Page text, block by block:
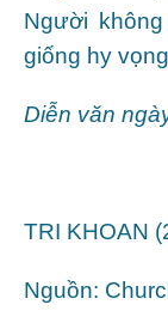
Người
giống hy
Diễn văn
TRI KHOAN
Nguồn: